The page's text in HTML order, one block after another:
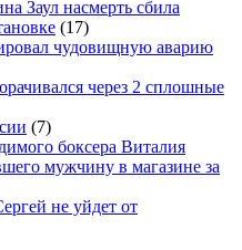
Заул насмерть сбила
(17)
чудовищную аварию
через 2 сплошные
(7)
боксера Виталия
мужчину в магазине за
не уйдет от